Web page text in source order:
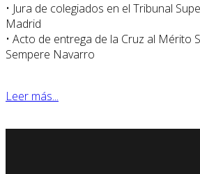
• Jura de colegiados en el Tribunal
Madrid
• Acto de entrega de la Cruz al Mérito
Sempere Navarro
Leer más...